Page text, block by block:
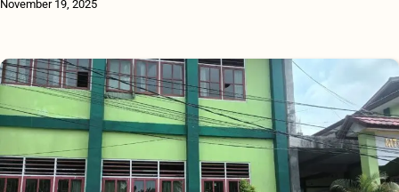
November 19, 2025